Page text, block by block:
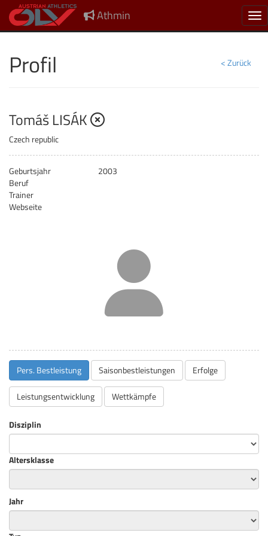
Athmin
< Zurück
Profil
Tomáš LISÁK nicht gemeldet
Czech republic
Geburtsjahr
2003
Beruf
Trainer
Webseite
Pers. Bestleistung Saisonbestleistungen Erfolge
Leistungsentwicklung Wettkämpfe
Disziplin
Altersklasse
Jahr